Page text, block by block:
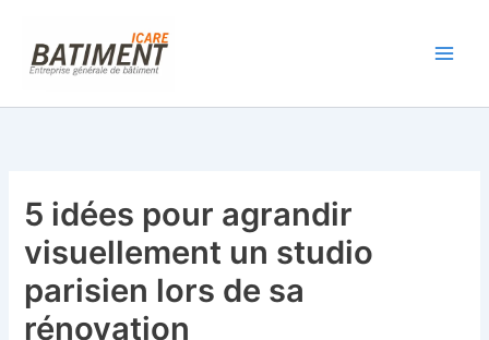
contenu
5 idées pour agrandir
visuellement un studio
parisien lors de sa
rénovation